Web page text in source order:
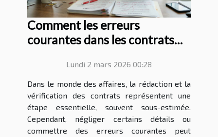
Comment les erreurs
courantes dans les contrats
entreprise ?Lundi 2 mars 2026 00:28
Dans le monde des affaires, la rédaction et la
vérification des contrats représentent une
étape essentielle, souvent sous-estimée.
Cependant, négliger certains détails ou
commettre des erreurs courantes peut